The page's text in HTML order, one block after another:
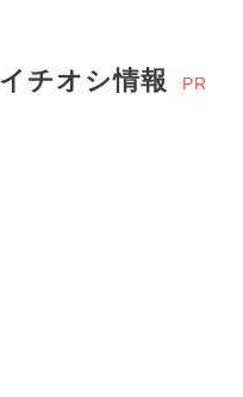
チオシ情報 PR